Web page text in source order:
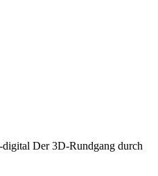
digital Der 3D-Rundgang durch